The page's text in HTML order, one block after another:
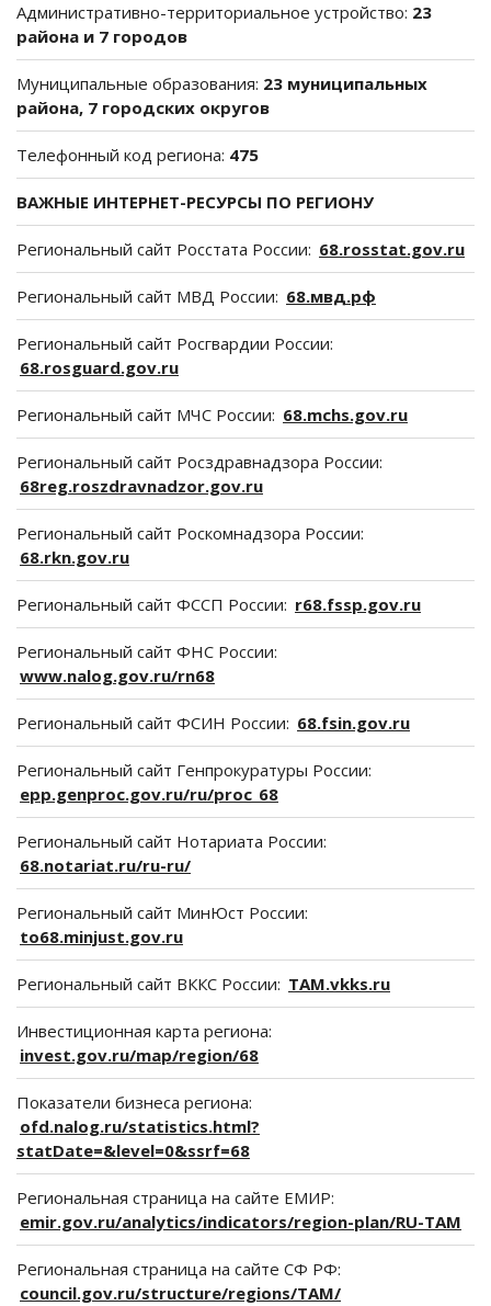
Административно-территориальное устройство: 23
района и 7 городов
Муниципальные образования: 23 муниципальных
района, 7 городских округов
Телефонный код региона: 475
ВАЖНЫЕ ИНТЕРНЕТ-РЕСУРСЫ ПО РЕГИОНУ
Региональный сайт Росстата России: 68.rosstat.gov.ru
Региональный сайт МВД России: 68.мвд.рф
Региональный сайт Росгвардии России:
68.rosguard.gov.ru
Региональный сайт МЧС России: 68.mchs.gov.ru
Региональный сайт Росздравнадзора России:
68reg.roszdravnadzor.gov.ru
Региональный сайт Роскомнадзора России:
68.rkn.gov.ru
Региональный сайт ФССП России: r68.fssp.gov.ru
Региональный сайт ФНС России:
www.nalog.gov.ru/rn68
Региональный сайт ФСИН России: 68.fsin.gov.ru
Региональный сайт Генпрокуратуры России:
epp.genproc.gov.ru/ru/proc_68
Региональный сайт Нотариата России:
68.notariat.ru/ru-ru/
Региональный сайт МинЮст России:
to68.minjust.gov.ru
Региональный сайт ВККС России: TAM.vkks.ru
Инвестиционная карта региона:
invest.gov.ru/map/region/68
Показатели бизнеса региона:
ofd.nalog.ru/statistics.html?
statDate=&level=0&ssrf=68
Региональная страница на сайте ЕМИР:
emir.gov.ru/analytics/indicators/region-plan/RU-TAM
Региональная страница на сайте СФ РФ:
council.gov.ru/structure/regions/TAM/